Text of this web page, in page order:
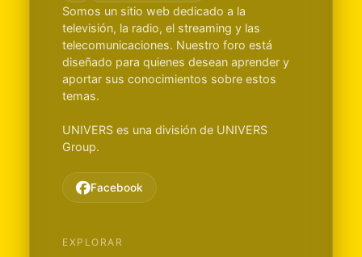
Somos un sitio web dedicado a la
televisión, la radio, el streaming y las
telecomunicaciones. Nuestro foro está
diseñado para quienes desean aprender y
aportar sus conocimientos sobre estos
temas.
UNIVERS es una división de UNIVERS
Group.
Facebook
EXPLORAR